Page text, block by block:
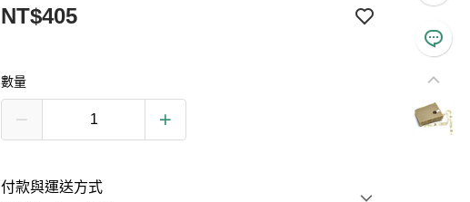
NT$405
數量
付款與運送方式